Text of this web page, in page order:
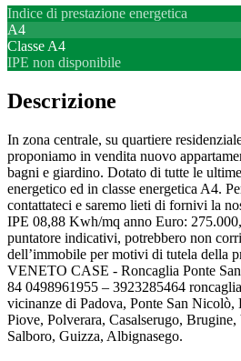
Indice di prestazione energetica
A4
Classe A4
IPE non disponibile
Descrizione
In zona centrale, su quartiere
proponiamo in vendita nuovo
bagni e giardino. Dotato di tutte le
energetico ed in classe energetica A4.
contattateci e saremo lieti di fornivi la
IPE 08,88 Kwh/mq anno Euro:
puntatore indicativi, potrebbero non
dell’immobile per motivi di tutela della
VENETO CASE - Roncaglia Ponte
84 0498961955 – 3923285464
vicinanze di Padova, Ponte San Nicolò,
Piove, Polverara, Casalserugo,
Salboro, Guizza, Albignasego.